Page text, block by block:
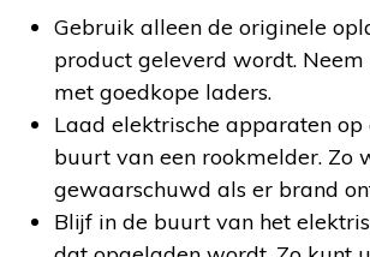
Gebruik alleen de originele
product geleverd wordt. Neem
met goedkope laders.
Laad elektrische apparaten op
buurt van een rookmelder. Zo
gewaarschuwd als er brand
Blijf in de buurt van het